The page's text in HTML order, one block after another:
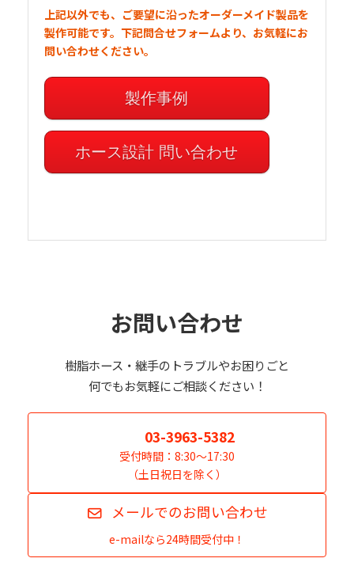
上記以外でも、ご要望に沿ったオーダーメイド製品を
製作可能です。下記問合せフォームより、お気軽にお
問い合わせください。
製作事例
ホース設計 問い合わせ
お問い合わせ
樹脂ホース・継手のトラブルやお困りごと
何でもお気軽にご相談ください！
03-3963-5382
受付時間：8:30～17:30
（土日祝日を除く）
メールでのお問い合わせ
e-mailなら24時間受付中！